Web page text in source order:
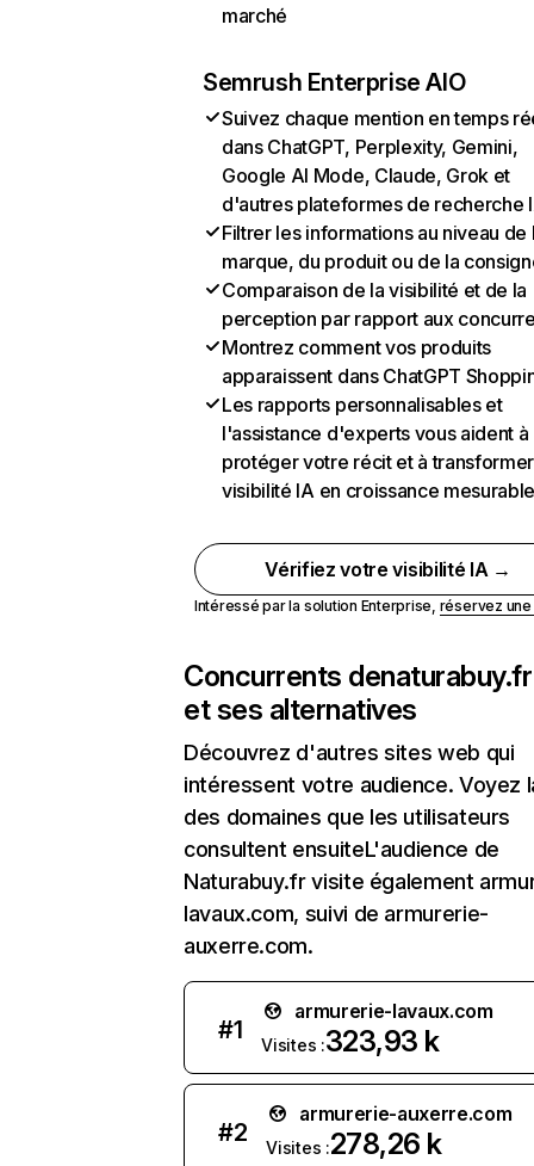
marché
Semrush Enterprise AIO
Suivez chaque mention en temps
dans ChatGPT, Perplexity, Gemini,
Google AI Mode, Claude, Grok et
d'autres plateformes de recherche
Filtrer les informations au niveau de
marque, du produit ou de la
Comparaison de la visibilité et de la
perception par rapport aux
Montrez comment vos produits
apparaissent dans ChatGPT
Les rapports personnalisables et
l'assistance d'experts vous aident à
protéger votre récit et à
visibilité IA en croissance
Vérifiez votre visibilité IA →
Intéressé par la solution Enterprise, réservez
Concurrents denaturabuy.fr
et ses alternatives
Découvrez d'autres sites web qui
intéressent votre audience. Voyez
des domaines que les utilisateurs
consultent ensuiteL'audience de
Naturabuy.fr visite également
lavaux.com, suivi de armurerie-
auxerre.com.
#1
armurerie-lavaux.com
Visites :323,93 k
#2
armurerie-auxerre.com
Visites :278,26 k